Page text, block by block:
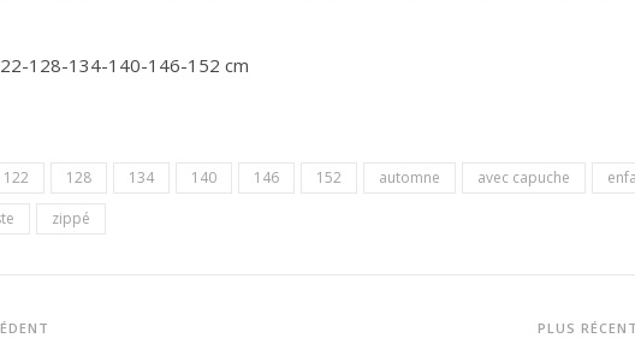
128-134-140-146-152 cm
122 128 134 140 146 152 automne avec capuche
zippé
PLUS RÉCENT